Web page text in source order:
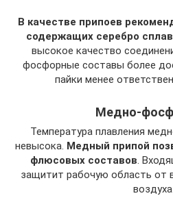
В качестве припоев
содержащих серебро
высокое качество
фосфорные составы более
пайки менее
Медно-
Температура плавления
невысока. Медный припой
флюсовых составов.
защитит рабочую область от
воздуха.